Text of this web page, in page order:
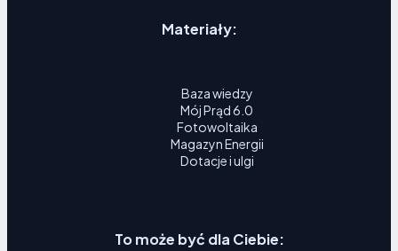
Materiały:
Baza wiedzy
Mój Prąd 6.0
Fotowoltaika
Magazyn Energii
Dotacje i ulgi
To może być dla Ciebie: